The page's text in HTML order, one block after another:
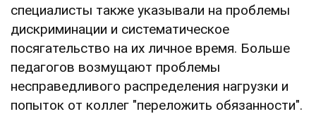
специалисты также указывали на проблемы
дискриминации и систематическое
посягательство на их личное время. Больше
педагогов возмущают проблемы
несправедливого распределения нагрузки и
попыток от коллег "переложить обязанности".